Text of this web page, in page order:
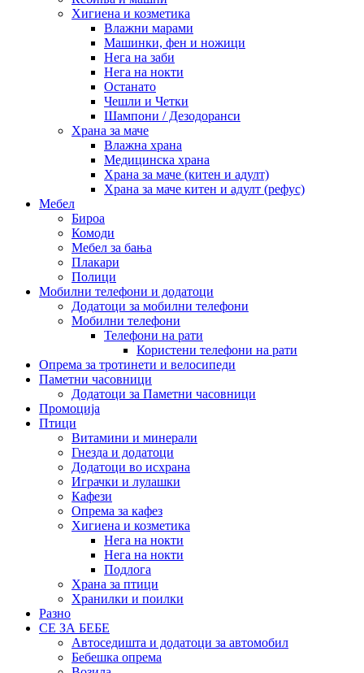
Хигиена и козметика
Влажни марами
Машинки, фен и ножици
Нега на заби
Нега на нокти
Останато
Чешли и Четки
Шампони / Дезодоранси
Храна за маче
Влажна храна
Медицинска храна
Храна за маче (китен и адулт)
Храна за маче китен и адулт (рефус)
Мебел
Бироа
Комоди
Мебел за бања
Плакари
Полици
Мобилни телефони и додатоци
Додатоци за мобилни телефони
Мобилни телефони
Телефони на рати
Користени телефони на рати
Опрема за тротинети и велосипеди
Паметни часовници
Додатоци за Паметни часовници
Промоција
Птици
Витамини и минерали
Гнезда и додатоци
Додатоци во исхрана
Играчки и лулашки
Кафези
Опрема за кафез
Хигиена и козметика
Нега на нокти
Нега на нокти
Подлога
Храна за птици
Хранилки и поилки
Разно
СЕ ЗА БЕБЕ
Автоседишта и додатоци за автомобил
Бебешка опрема